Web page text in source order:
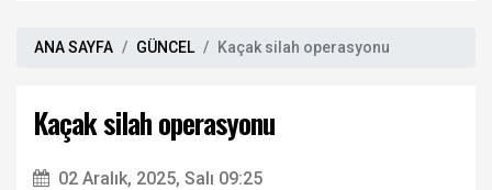
ANA SAYFA GÜNCEL Kaçak silah operasyonu
Kaçak silah operasyonu
02 Aralık, 2025, Salı 09:25